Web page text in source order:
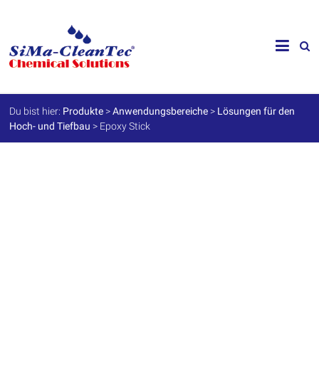
SiMa-
Cleantec
GmbH
Spezialprodukte
für
Du bist hier: Produkte >Anwendungsbereiche > Lösungen für den
Hoch- und Tiefbau > Epoxy Stick